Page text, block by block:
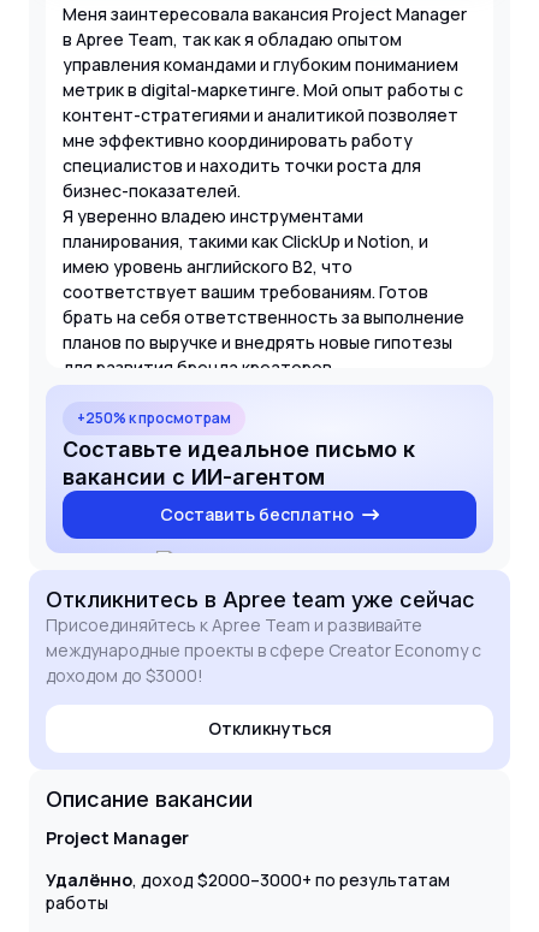
Меня заинтересовала вакансия Project Manager
в Apree Team, так как я обладаю опытом
управления командами и глубоким пониманием
метрик в digital-маркетинге. Мой опыт работы с
контент-стратегиями и аналитикой позволяет
мне эффективно координировать работу
специалистов и находить точки роста для
бизнес-показателей.
Я уверенно владею инструментами
планирования, такими как ClickUp и Notion, и
имею уровень английского B2, что
соответствует вашим требованиям. Готов
брать на себя ответственность за выполнение
планов по выручке и внедрять новые гипотезы
для развития бренда креаторов.
+250% к просмотрам
Составьте идеальное письмо к
вакансии с ИИ-агентом
Составить бесплатно
Откликнитесь в Apree team уже сейчас
Присоединяйтесь к Apree Team и развивайте
международные проекты в сфере Creator Economy с
доходом до $3000!
Откликнуться
Описание вакансии
Project Manager
Удалённо, доход $2000–3000+ по результатам
работы